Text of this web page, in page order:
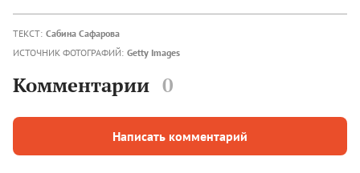
ТЕКСТ: Сабина Сафарова
ИСТОЧНИК ФОТОГРАФИЙ: Getty Images
Комментарии 0
Написать комментарий